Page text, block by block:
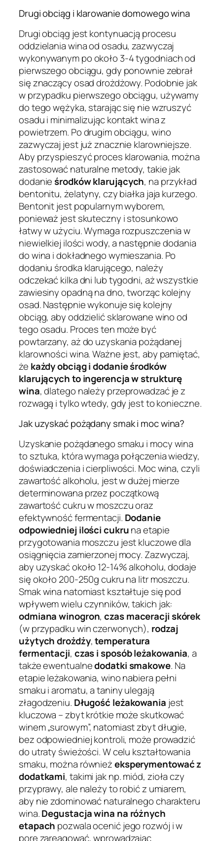
Drugi obciąg i klarowanie domowego wina
Drugi obciąg jest kontynuacją procesu
oddzielania wina od osadu, zazwyczaj
wykonywanym po około 3-4 tygodniach od
pierwszego obciągu, gdy ponownie zebrał
się znaczący osad drożdżowy. Podobnie jak
w przypadku pierwszego obciągu, używamy
do tego wężyka, starając się nie wzruszyć
osadu i minimalizując kontakt wina z
powietrzem. Po drugim obciągu, wino
zazwyczaj jest już znacznie klarowniejsze.
Aby przyspieszyć proces klarowania, można
zastosować naturalne metody, takie jak
dodanieśrodków klarujących, na przykład
bentonitu, żelatyny, czy białka jaja kurzego.
Bentonit jest popularnym wyborem,
ponieważ jest skuteczny i stosunkowo
łatwy w użyciu. Wymaga rozpuszczenia w
niewielkiej ilości wody, a następnie dodania
do wina i dokładnego wymieszania. Po
dodaniu środka klarującego, należy
odczekać kilka dni lub tygodni, aż wszystkie
zawiesiny opadną na dno, tworząc kolejny
osad. Następnie wykonuje się kolejny
obciąg, aby oddzielić sklarowane wino od
tego osadu. Proces ten może być
powtarzany, aż do uzyskania pożądanej
klarowności wina. Ważne jest, aby pamiętać,
że każdy obciąg i dodanie środków
klarujących to ingerencja w strukturę
wina, dlatego należy przeprowadzać je z
rozwagą i tylko wtedy, gdy jest to konieczne.
Jak uzyskać pożądany smak i moc wina?
Uzyskanie pożądanego smaku i mocy wina
to sztuka, która wymaga połączenia wiedzy,
doświadczenia i cierpliwości. Moc wina, czyli
zawartość alkoholu, jest w dużej mierze
determinowana przez początkową
zawartość cukru w moszczu oraz
efektywność fermentacji. Dodanie
odpowiedniej ilości cukruna etapie
przygotowania moszczu jest kluczowe dla
osiągnięcia zamierzonej mocy. Zazwyczaj,
aby uzyskać około 12-14% alkoholu, dodaje
się około 200-250g cukru na litr moszczu.
Smak wina natomiast kształtuje się pod
wpływem wielu czynników, takich jak:
odmiana winogron,czas maceracji skórek
(w przypadku win czerwonych), rodzaj
użytych drożdży,temperatura
fermentacji, czas i sposób leżakowania, a
także ewentualnedodatki smakowe. Na
etapie leżakowania, wino nabiera pełni
smaku i aromatu, a taniny ulegają
złagodzeniu. Długość leżakowania jest
kluczowa – zbyt krótkie może skutkować
winem „surowym”, natomiast zbyt długie,
bez odpowiedniej kontroli, może prowadzić
do utraty świeżości. W celu kształtowania
smaku, można równieżeksperymentować z
dodatkami, takimi jak np. miód, zioła czy
przyprawy, ale należy to robić z umiarem,
aby nie zdominować naturalnego charakteru
wina.Degustacja wina na różnych
etapach pozwala ocenić jego rozwój i w
porę zareagować, wprowadzając